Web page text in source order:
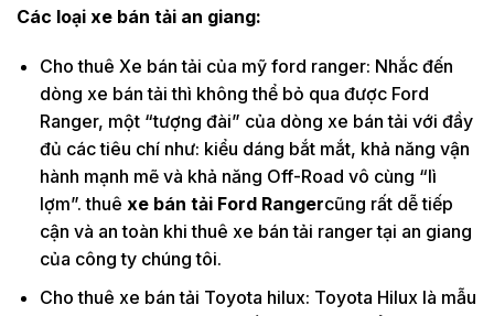
Các loại xe bán tải an giang:
Cho thuê Xe bán tải của mỹ ford ranger: Nhắc đến
dòng xe bán tải thì không thể bỏ qua được Ford
Ranger, một “tượng đài” của dòng xe bán tải với đầy
đủ các tiêu chí như: kiểu dáng bắt mắt, khả năng vận
hành mạnh mẽ và khả năng Off-Road vô cùng “lì
lợm”. thuê xe bán tải Ford Rangercũng rất dễ tiếp
cận và an toàn khi thuê xe bán tải ranger tại an giang
của công ty chúng tôi.
Cho thuê xe bán tải Toyota hilux: Toyota Hilux là mẫu